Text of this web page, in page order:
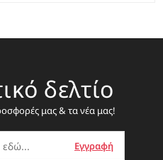
δελτίο
μας & τα νέα μας!